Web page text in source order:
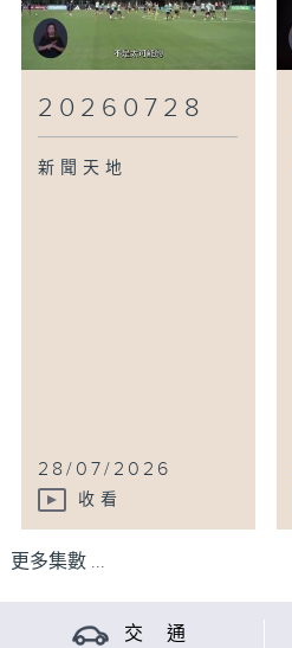
20260728
新聞天地
28/07/2026
收看
更多集數 ...
交 通